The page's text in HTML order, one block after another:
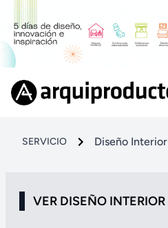
SERVICIO Diseño Interior
VER DISEÑO INTERIOR